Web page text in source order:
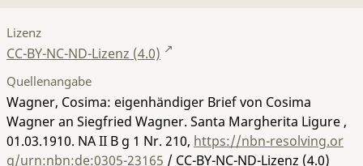
Lizenz
CC-BY-NC-ND-Lizenz (4.0)
Quellenangabe
Wagner, Cosima: eigenhändiger Brief von Cosima
Wagner an Siegfried Wagner. Santa Margherita Ligure ,
01.03.1910. NA II B g 1 Nr. 210, https://nbn-resolving.or
g/urn:nbn:de:0305-23165 / CC-BY-NC-ND-Lizenz (4.0)